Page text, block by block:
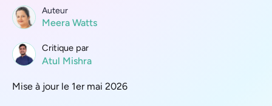
Auteur
Meera Watts
Critique par
Atul Mishra
Mise à jour le 1er mai 2026